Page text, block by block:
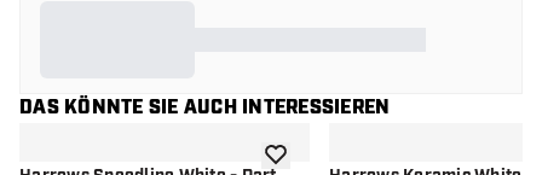
DAS KÖNNTE SIE AUCH INTERESSIEREN
Zur Wunschliste hinzufügen